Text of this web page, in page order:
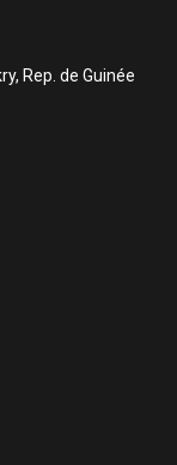
Rep. de Guinée